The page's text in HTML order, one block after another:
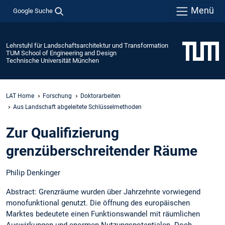
Google Suche Menü
Lehrstuhl für Landschaftsarchitektur und Transformation
TUM School of Engineering and Design
Technische Universität München
LAT Home Forschung
Doktorarbeiten
Aus Landschaft abgeleitete Schlüsselmethoden
Zur Qualifizierung
grenzüberschreitender Räume
Philip Denkinger
Abstract: Grenzräume wurden über Jahrzehnte vorwiegend
monofunktional genutzt. Die öffnung des europäischen
Marktes bedeutete einen Funktionswandel mit räumlichen